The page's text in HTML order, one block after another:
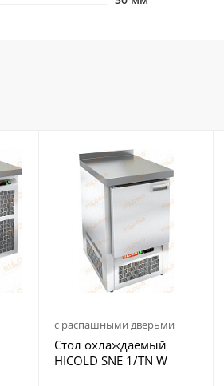
с распашными дверьми
Стол охлаждаемый
HICOLD SNE 1/TN W